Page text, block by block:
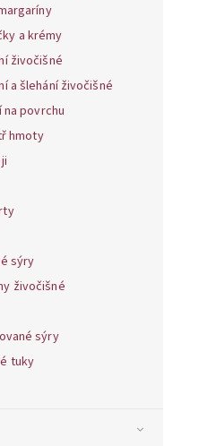
a krémy
živočišné
a šlehání živočišné
povrchu
hmoty
sýry
živočišné
sýry
tuky